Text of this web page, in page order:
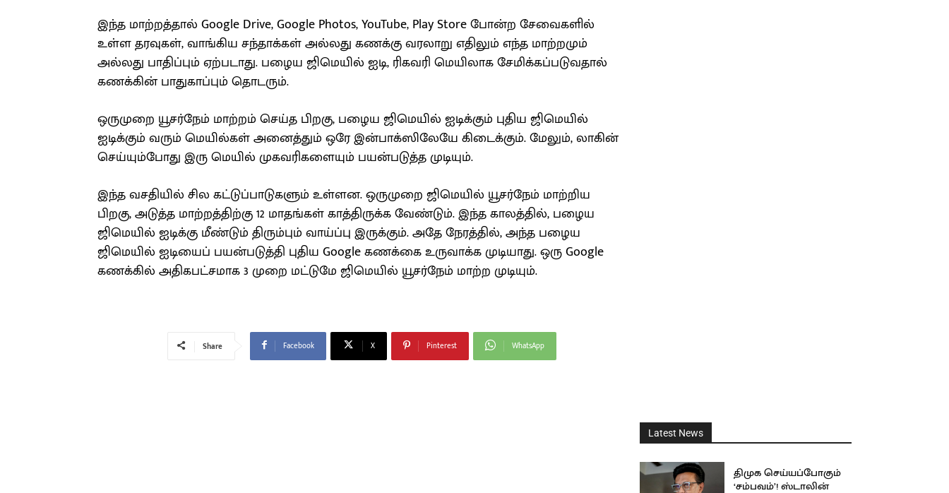
இந்த மாற்றத்தால் Google Drive, Google Photos, YouTube, Play Store போன்ற சேவைகளில்
உள்ள தரவுகள், வாங்கிய சந்தாக்கள் அல்லது கணக்கு வரலாறு எதிலும் எந்த மாற்றமும்
அல்லது பாதிப்பும் ஏற்படாது. பழைய ஜிமெயில் ஐடி, ரிகவரி மெயிலாக சேமிக்கப்படுவதால்
கணக்கின் பாதுகாப்பும் தொடரும்.
ஒருமுறை யூசர்நேம் மாற்றம் செய்த பிறகு, பழைய ஜிமெயில் ஐடிக்கும் புதிய ஜிமெயில்
ஐடிக்கும் வரும் மெயில்கள் அனைத்தும் ஒரே இன்பாக்ஸிலேயே கிடைக்கும். மேலும், லாகின்
செய்யும்போது இரு மெயில் முகவரிகளையும் பயன்படுத்த முடியும்.
இந்த வசதியில் சில கட்டுப்பாடுகளும் உள்ளன. ஒருமுறை ஜிமெயில் யூசர்நேம் மாற்றிய
பிறகு, அடுத்த மாற்றத்திற்கு 12 மாதங்கள் காத்திருக்க வேண்டும். இந்த காலத்தில், பழைய
ஜிமெயில் ஐடிக்கு மீண்டும் திரும்பும் வாய்ப்பு இருக்கும். அதே நேரத்தில், அந்த பழைய
ஜிமெயில் ஐடியைப் பயன்படுத்தி புதிய Google கணக்கை உருவாக்க முடியாது. ஒரு Google
கணக்கில் அதிகபட்சமாக 3 முறை மட்டுமே ஜிமெயில் யூசர்நேம் மாற்ற முடியும்.
Share Facebook X Pinterest WhatsApp
Latest News
திமுக செய்யப்போகும்
‘சம்பவம்’! ஸ்டாலின்